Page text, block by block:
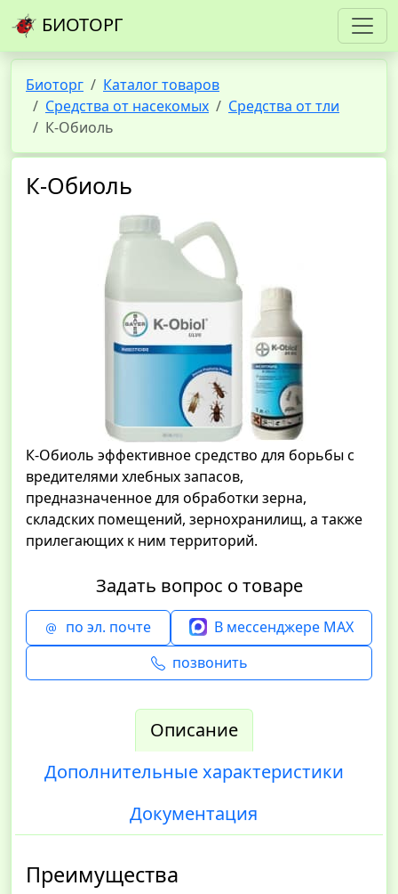
БИОТОРГ
Биоторг
Каталог товаров
Средства от насекомых
Средства от тли
К-Обиоль
К-Обиоль
К-Обиоль эффективное средство для борьбы с
вредителями хлебных запасов,
предназначенное для обработки зерна,
складских помещений, зернохранилищ, а также
прилегающих к ним территорий.
Задать вопрос о товаре
по эл. почте
В мессенджере MAX
позвонить
Описание
Дополнительные характеристики
Документация
Преимущества